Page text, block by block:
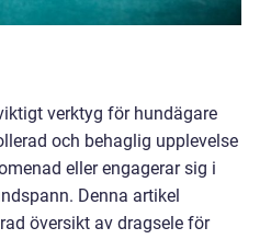
verktyg för hundägare
och behaglig upplevelse
eller engagerar sig i
Denna artikel
översikt av dragsele för